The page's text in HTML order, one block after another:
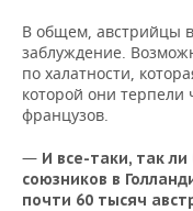
В общем, австрийцы
заблуждение.
по халатности,
которой они
французов.
— И все-таки, так
союзников в
почти 60 тысяч